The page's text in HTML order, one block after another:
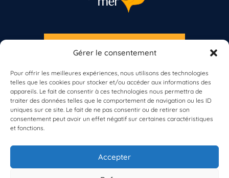
Gérer le consentement
Pour offrir les meilleures expériences, nous utilisons des technologies
telles que les cookies pour stocker et/ou accéder aux informations des
appareils. Le fait de consentir à ces technologies nous permettra de
traiter des données telles que le comportement de navigation ou les ID
uniques sur ce site. Le fait de ne pas consentir ou de retirer son
consentement peut avoir un effet négatif sur certaines caractéristiques
et fonctions.
Accepter
À propos de BioLit
Vos données d'observation
Ressources
Résultats du programme
S'INSCRIRE À LA NEWSLETTER
Inscrivez-vous dès maintenant